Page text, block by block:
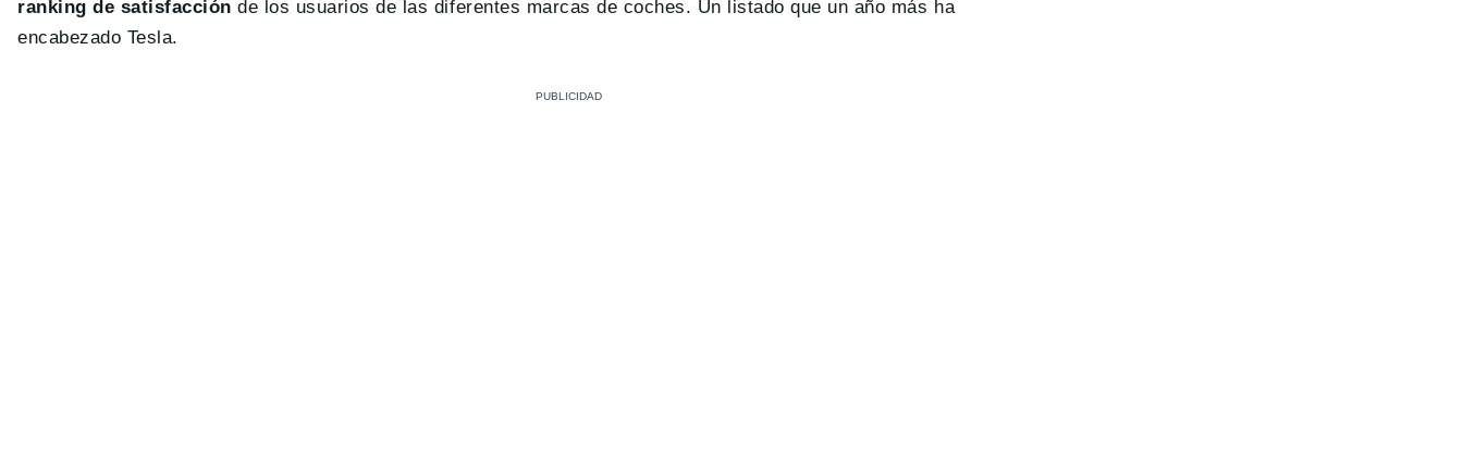
ranking de satisfacción de los usuarios de las diferentes marcas de coches. Un listado que un año más ha
encabezado Tesla.